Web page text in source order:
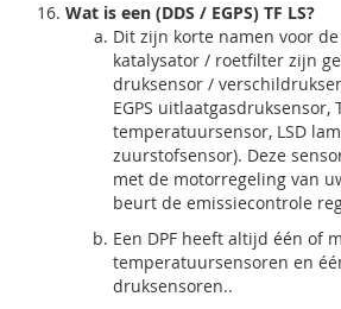
Wat is een (DDS / EGPS) TF LS?
Dit zijn korte namen voor
katalysator / roetfilter zijn
druksensor /
EGPS
temperatuursensor, LSD
zuurstofsensor). Deze
met de motorregeling van
beurt de emissiecontrole
Een DPF heeft altijd één of
temperatuursensoren en
druksensoren..